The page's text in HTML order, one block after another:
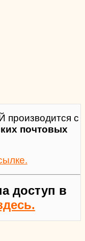
с
почтовых
доступ в